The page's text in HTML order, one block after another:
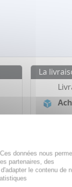
La
données nous
partenaires, des
le contenu de